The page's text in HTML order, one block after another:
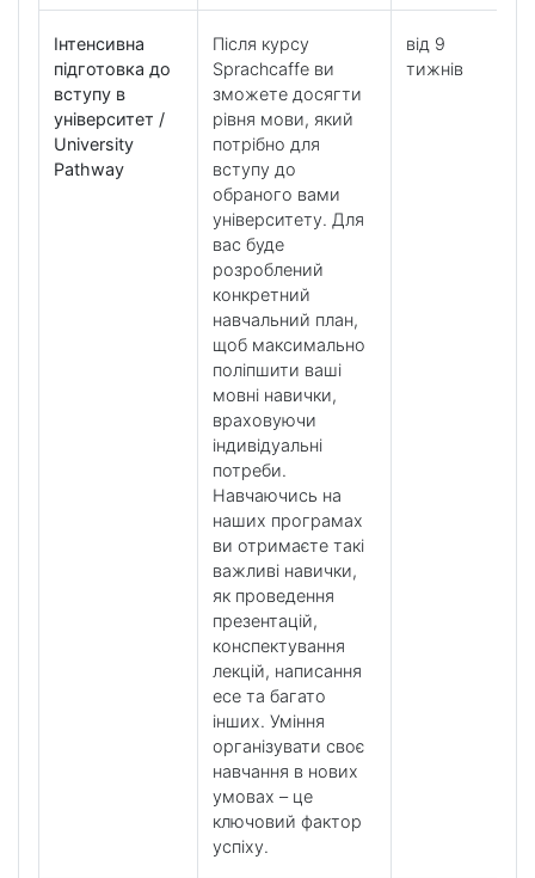
Інтенсивна
підготовка до
вступу в
університет /
University
Pathway
Після курсу
Sprachcaffe ви
зможете досягти
рівня мови, який
потрібно для
вступу до
обраного вами
університету. Для
вас буде
розроблений
конкретний
навчальний план,
щоб максимально
поліпшити ваші
мовні навички,
враховуючи
індивідуальні
потреби.
Навчаючись на
наших програмах
ви отримаєте такі
важливі навички,
як проведення
презентацій,
конспектування
лекцій, написання
есе та багато
інших. Уміння
організувати своє
навчання в нових
умовах – це
ключовий фактор
успіху.
від 9
тижнів